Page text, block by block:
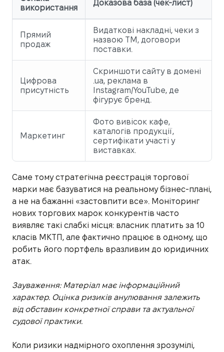
використання
Доказова база (чек-лист)
Прямий
продаж
Видаткові накладні, чеки з
назвою ТМ, договори
поставки.
Цифрова
присутність
Скриншоти сайту в домені
.ua, реклама в
Instagram/YouTube, де
фігурує бренд.
Маркетинг
Фото вивісок кафе,
каталогів продукції,
сертифікати участі у
виставках.
Саме тому стратегічна реєстрація торгової
марки має базуватися на реальному бізнес-плані,
а не на бажанні «застовпити все». Моніторинг
нових торгових марок конкурентів часто
виявляє такі слабкі місця: власник платить за 10
класів МКТП, але фактично працює в одному, що
робить його портфель вразливим до юридичних
атак.
Зауваження: Матеріал має інформаційний
характер. Оцінка ризиків анулювання залежить
від обставин конкретної справи та актуальної
судової практики.
Коли ризики надмірного охоплення зрозумілі,